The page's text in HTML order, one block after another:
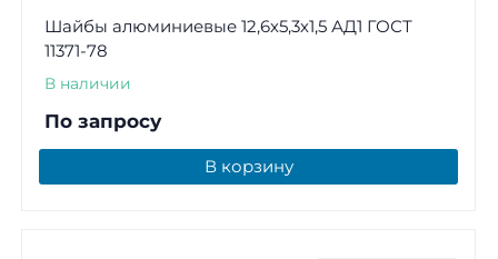
Шайбы алюминиевые 12,6х5,3х1,5 АД1 ГОСТ
11371-78
В наличии
По запросу
В корзину